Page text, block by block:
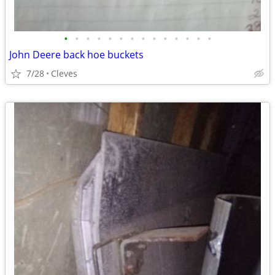
• • • • • • • • • • • • • •
John Deere back hoe buckets
7/28 Cleves